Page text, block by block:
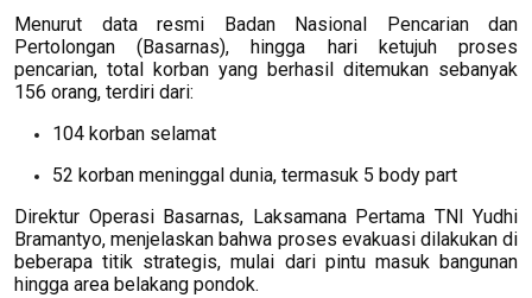
Menurut data resmi Badan Nasional Pencarian dan
Pertolongan (Basarnas), hingga hari ketujuh proses
pencarian, total korban yang berhasil ditemukan sebanyak
156 orang, terdiri dari:
104 korban selamat
52 korban meninggal dunia, termasuk 5 body part
Direktur Operasi Basarnas, Laksamana Pertama TNI Yudhi
Bramantyo, menjelaskan bahwa proses evakuasi dilakukan di
beberapa titik strategis, mulai dari pintu masuk bangunan
hingga area belakang pondok.